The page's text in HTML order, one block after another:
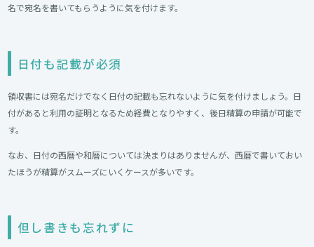
名で宛名を書いてもらうように気を付けます。
日付も記載が必須
領収書には宛名だけでなく日付の記載も忘れないように気を付けましょう。日
付があると利用の証明となるため経費となりやすく、後日精算の申請が可能で
す。
なお、日付の西暦や和暦については決まりはありませんが、西暦で書いておい
たほうが精算がスムーズにいくケースが多いです。
但し書きも忘れずに